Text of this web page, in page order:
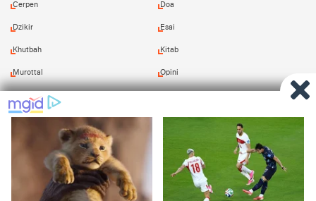
Cerpen Doa
Dzikir Esai
Khutbah Kitab
Murottal Opini
Shalawat Tafsir
Pasang Iklan
Kirim Naskah Download Kitab